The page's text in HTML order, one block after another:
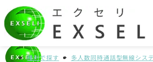
種別で探す 多人数同時通話型無線シス